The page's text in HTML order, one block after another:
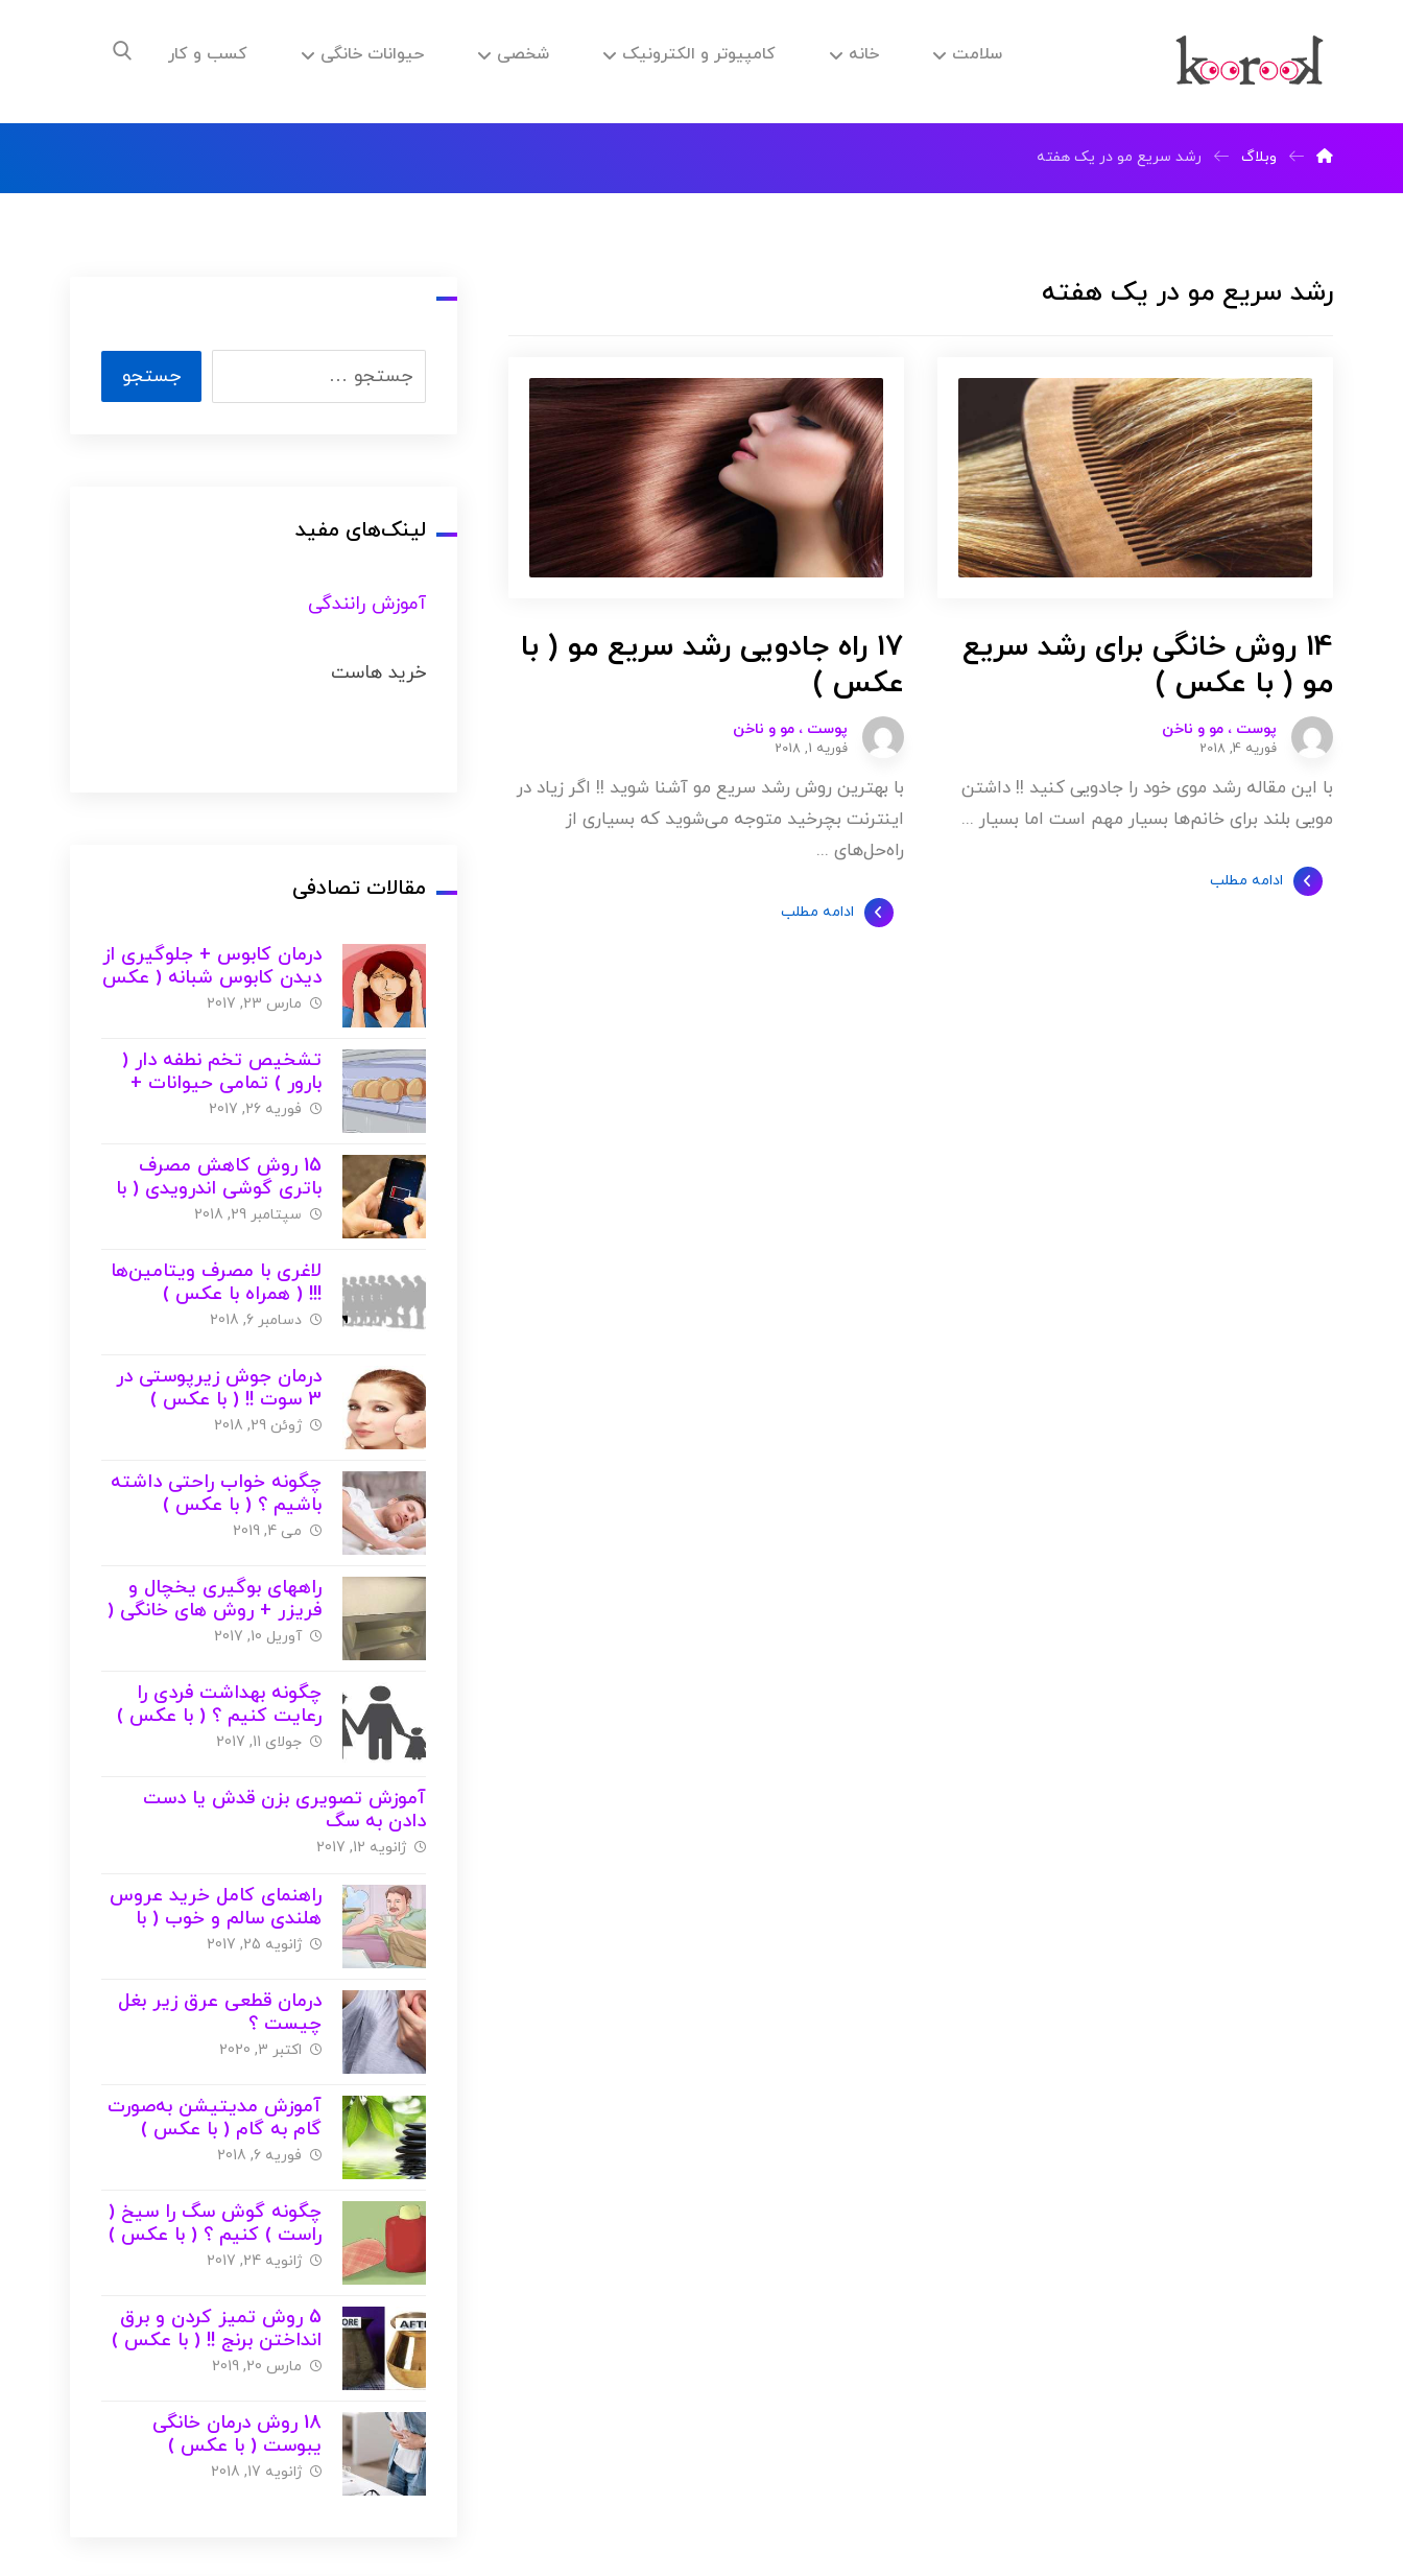
سلامت خانه کامپیوتر و الکترونیک شخصی حیوانات خانگی کسب و کار
وبلاگ رشد سریع مو در یک هفته
رشد سریع مو در یک هفته
14 روش خانگی برای رشد سریع
مو ( با عکس )
پوست ، مو و ناخن
فوریه 4, 2018
با این مقاله رشد موی خود را جادویی کنید !! داشتن
مویی بلند برای خانم‌ها بسیار مهم است اما بسیار ...
ادامه مطلب
17 راه جادویی رشد سریع مو ( با
عکس )
پوست ، مو و ناخن
فوریه 1, 2018
با بهترین روش رشد سریع مو آشنا شوید !! اگر زیاد در
اینترنت بچرخید متوجه می‌شوید که بسیاری از
راه‌حل‌های ...
ادامه مطلب
لینک‌های مفید
آموزش رانندگی
خرید هاست
مقالات تصادفی
درمان کابوس + جلوگیری از
دیدن کابوس شبانه ( عکس
)
مارس 23, 2017
تشخیص تخم نطفه دار (
بارور ) تمامی حیوانات +
عکس
فوریه 26, 2017
15 روش کاهش مصرف
باتری گوشی اندرویدی ( با
عکس )
سپتامبر 29, 2018
لاغری با مصرف ویتامین‌ها
!!! ( همراه با عکس )
دسامبر 6, 2018
درمان جوش زیرپوستی در
3 سوت !! ( با عکس )
ژوئن 29, 2018
چگونه خواب راحتی داشته
باشیم ؟ ( با عکس )
می 4, 2019
راههای بوگیری یخچال و
فریزر + روش های خانگی (
با عکس )
آوریل 10, 2017
چگونه بهداشت فردی را
رعایت کنیم ؟ ( با عکس )
جولای 11, 2017
آموزش تصویری بزن قدش یا دست
دادن به سگ
ژانویه 12, 2017
راهنمای کامل خرید عروس
هلندی سالم و خوب ( با
عکس )
ژانویه 25, 2017
درمان قطعی عرق زیر بغل
چیست ؟
اکتبر 3, 2020
آموزش مدیتیشن به‌صورت
گام به گام ( با عکس )
فوریه 6, 2018
چگونه گوش سگ را سیخ (
راست ) کنیم ؟ ( با عکس )
ژانویه 24, 2017
5 روش تمیز کردن و برق
انداختن برنج !! ( با عکس )
مارس 20, 2019
18 روش درمان خانگی
یبوست ( با عکس )
ژانویه 17, 2018